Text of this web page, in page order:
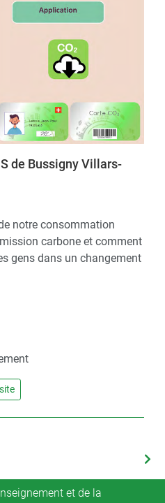
de Bussigny Villars-
notre consommation
carbone et comment
gens dans un changement
Page
et de la